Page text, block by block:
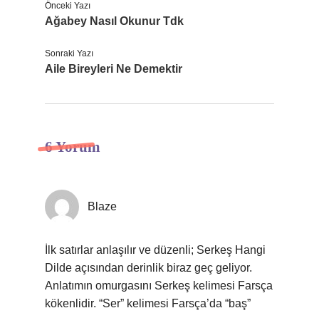
Önceki Yazı
Ağabey Nasıl Okunur Tdk
Sonraki Yazı
Aile Bireyleri Ne Demektir
6 Yorum
Blaze
İlk satırlar anlaşılır ve düzenli; Serkeş Hangi
Dilde açısından derinlik biraz geç geliyor.
Anlatımın omurgasını Serkeş kelimesi Farsça
kökenlidir. “Ser” kelimesi Farsça’da “baş”